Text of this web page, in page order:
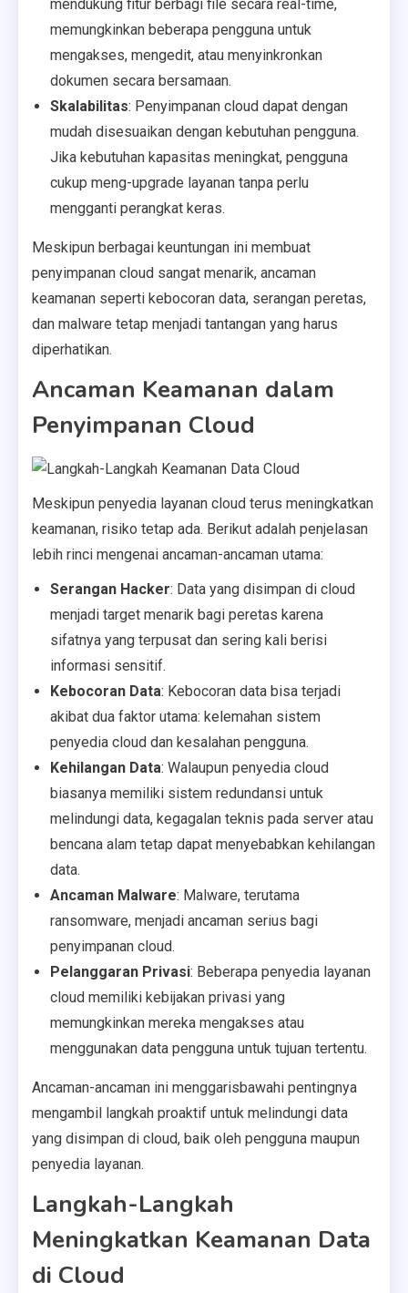
mendukung fitur berbagi file secara real-time,
memungkinkan beberapa pengguna untuk
mengakses, mengedit, atau menyinkronkan
dokumen secara bersamaan.
Skalabilitas: Penyimpanan cloud dapat dengan
mudah disesuaikan dengan kebutuhan pengguna.
Jika kebutuhan kapasitas meningkat, pengguna
cukup meng-upgrade layanan tanpa perlu
mengganti perangkat keras.
Meskipun berbagai keuntungan ini membuat
penyimpanan cloud sangat menarik, ancaman
keamanan seperti kebocoran data, serangan peretas,
dan malware tetap menjadi tantangan yang harus
diperhatikan.
Ancaman Keamanan dalam
Penyimpanan Cloud
Meskipun penyedia layanan cloud terus meningkatkan
keamanan, risiko tetap ada. Berikut adalah penjelasan
lebih rinci mengenai ancaman-ancaman utama:
Serangan Hacker: Data yang disimpan di cloud
menjadi target menarik bagi peretas karena
sifatnya yang terpusat dan sering kali berisi
informasi sensitif.
Kebocoran Data: Kebocoran data bisa terjadi
akibat dua faktor utama: kelemahan sistem
penyedia cloud dan kesalahan pengguna.
Kehilangan Data: Walaupun penyedia cloud
biasanya memiliki sistem redundansi untuk
melindungi data, kegagalan teknis pada server atau
bencana alam tetap dapat menyebabkan kehilangan
data.
Ancaman Malware: Malware, terutama
ransomware, menjadi ancaman serius bagi
penyimpanan cloud.
Pelanggaran Privasi: Beberapa penyedia layanan
cloud memiliki kebijakan privasi yang
memungkinkan mereka mengakses atau
menggunakan data pengguna untuk tujuan tertentu.
Ancaman-ancaman ini menggarisbawahi pentingnya
mengambil langkah proaktif untuk melindungi data
yang disimpan di cloud, baik oleh pengguna maupun
penyedia layanan.
Langkah-Langkah
Meningkatkan Keamanan Data
di Cloud